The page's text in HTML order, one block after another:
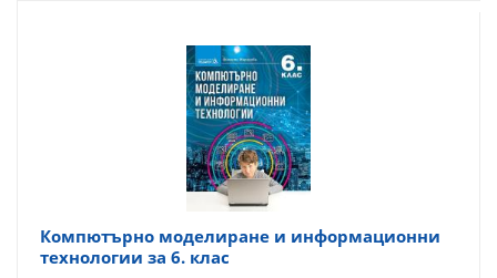
Компютърно моделиране и информационни
технологии за 6. клас